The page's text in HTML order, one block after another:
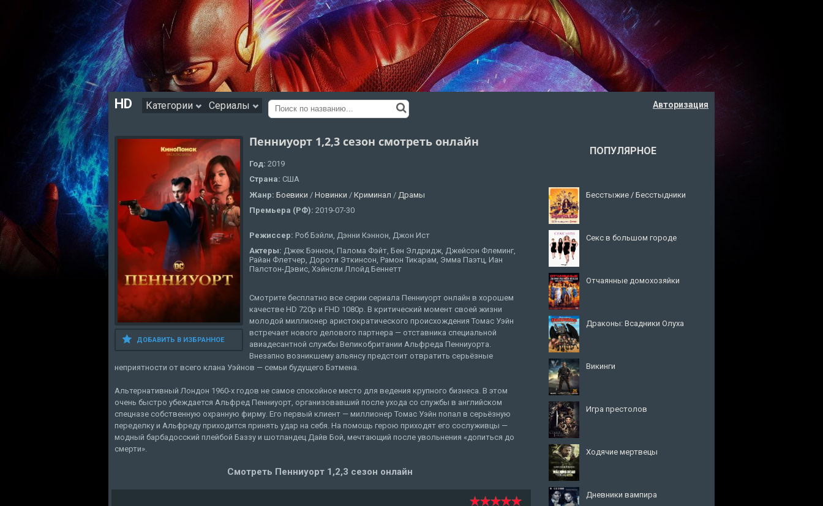
HD Категории Сериалы Авторизация
ДОБАВИТЬ В ИЗБРАННОЕ
Пенниуорт 1,2,3 сезон смотреть онлайн
Год: 2019
Страна: США
Жанр: Боевики / Новинки / Криминал / Драмы
Премьера (РФ): 2019-07-30
Режиссер: Роб Бэйли, Дэнни Кэннон, Джон Ист
Актеры: Джек Бэннон, Палома Фэйт, Бен Элдридж, Джейсон Флеминг,
Райан Флетчер, Дороти Эткинсон, Рамон Тикарам, Эмма Паэтц, Иан
Палстон-Дэвис, Хэйнсли Ллойд Беннетт
Смотрите бесплатно все серии сериала Пенниуорт онлайн в хорошем
качестве HD 720p и FHD 1080p. В критический момент своей жизни
молодой миллионер аристократического происхождения Томас Уэйн
встречает нового делового партнера — отставника специальной
авиадесантной службы Великобритании Альфреда Пенниуорта.
Внезапно возникшему альянсу предстоит отвратить серьёзные
неприятности от всего клана Уэйнов — семьи будущего Бэтмена.
Альтернативный Лондон 1960-х годов не самое спокойное место для ведения крупного бизнеса. В этом
очень быстро убеждается Альфред Пенниуорт, организовавший после ухода со службы в английском
спецназе собственную охранную фирму. Его первый клиент — миллионер Томас Уэйн попал в серьёзную
переделку и Альфреду приходится принять удар на себя. На помощь герою приходят его сослуживцы —
модный барбадосский плейбой Баззу и шотландец Дайв Бой, мечтающий после увольнения «допиться до
смерти».
Смотреть Пенниуорт 1,2,3 сезон онлайн
ПОПУЛЯРНОЕ
Бесстыжие / Бесстыдники
Секс в большом городе
Отчаянные домохозяйки
Драконы: Всадники Олуха
Викинги
Игра престолов
Ходячие мертвецы
Дневники вампира